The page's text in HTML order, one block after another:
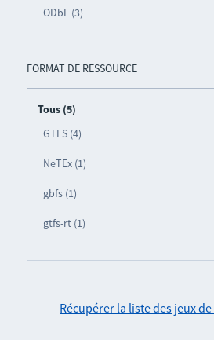
ODbL (3)
FORMAT DE RESSOURCE
Tous (5)
GTFS (4)
NeTEx (1)
gbfs (1)
gtfs-rt (1)
Récupérer la liste des jeux